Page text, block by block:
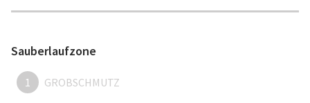
Sauberlaufzone
1 GROBSCHMUTZ